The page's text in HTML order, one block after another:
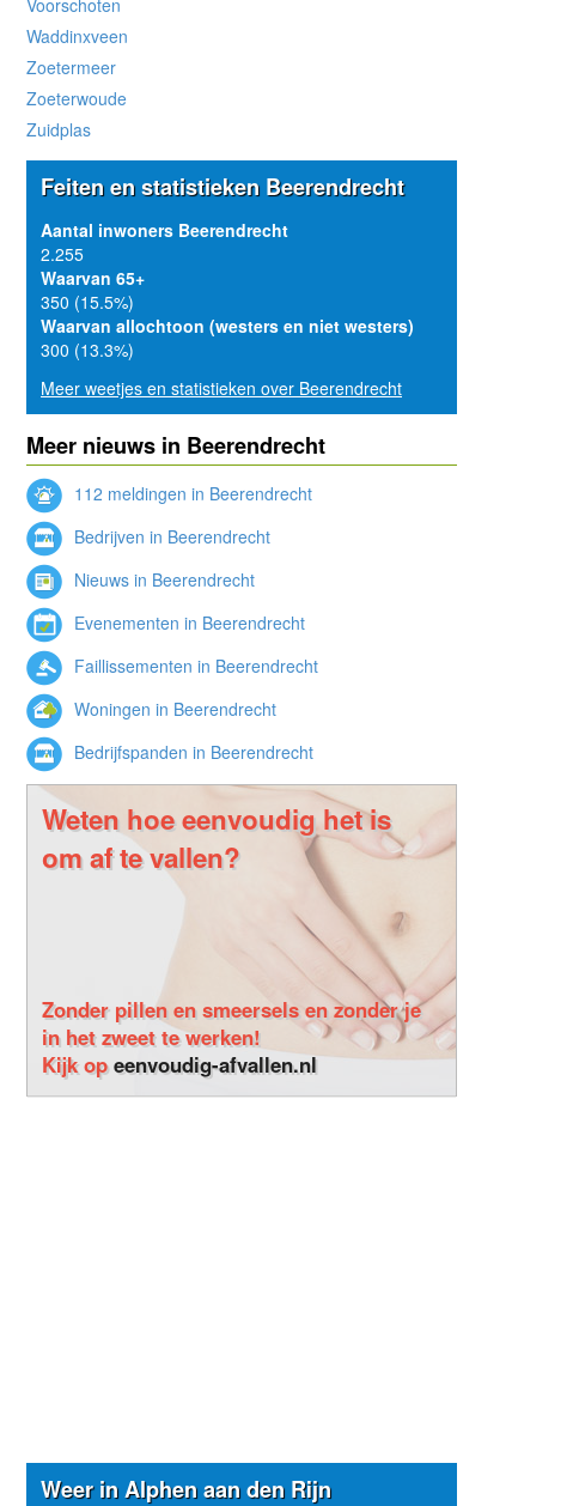
Voorschoten
Waddinxveen
Zoetermeer
Zoeterwoude
Zuidplas
Feiten en statistieken Beerendrecht
Aantal inwoners Beerendrecht
2.255
Waarvan 65+
350 (15.5%)
Waarvan allochtoon (westers en niet westers)
300 (13.3%)
Meer weetjes en statistieken over Beerendrecht
Meer nieuws in Beerendrecht
112 meldingen in Beerendrecht
Bedrijven in Beerendrecht
Nieuws in Beerendrecht
Evenementen in Beerendrecht
Faillissementen in Beerendrecht
Woningen in Beerendrecht
Bedrijfspanden in Beerendrecht
Weten hoe eenvoudig het is
om af te vallen?
Zonder pillen en smeersels en zonder je
in het zweet te werken!
Kijk opeenvoudig-afvallen.nl
Weer in Alphen aan den Rijn